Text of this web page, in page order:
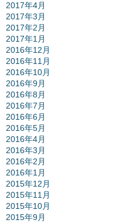
2017年4月
2017年3月
2017年2月
2017年1月
2016年12月
2016年11月
2016年10月
2016年9月
2016年8月
2016年7月
2016年6月
2016年5月
2016年4月
2016年3月
2016年2月
2016年1月
2015年12月
2015年11月
2015年10月
2015年9月